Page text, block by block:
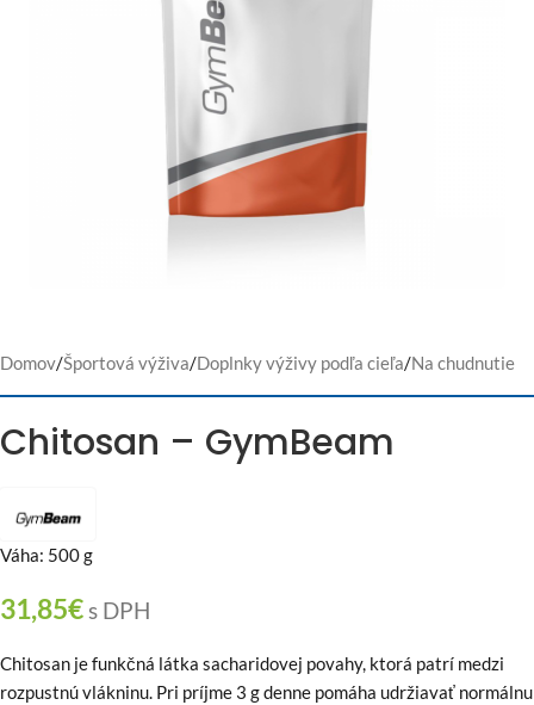
Domov/Športová výživa/Doplnky výživy podľa cieľa/Na chudnutie
Chitosan – GymBeam
Váha: 500 g
31,85€s DPH
Chitosan je funkčná látka sacharidovej povahy, ktorá patrí medzi
rozpustnú vlákninu. Pri príjme 3 g denne pomáha udržiavať normálnu